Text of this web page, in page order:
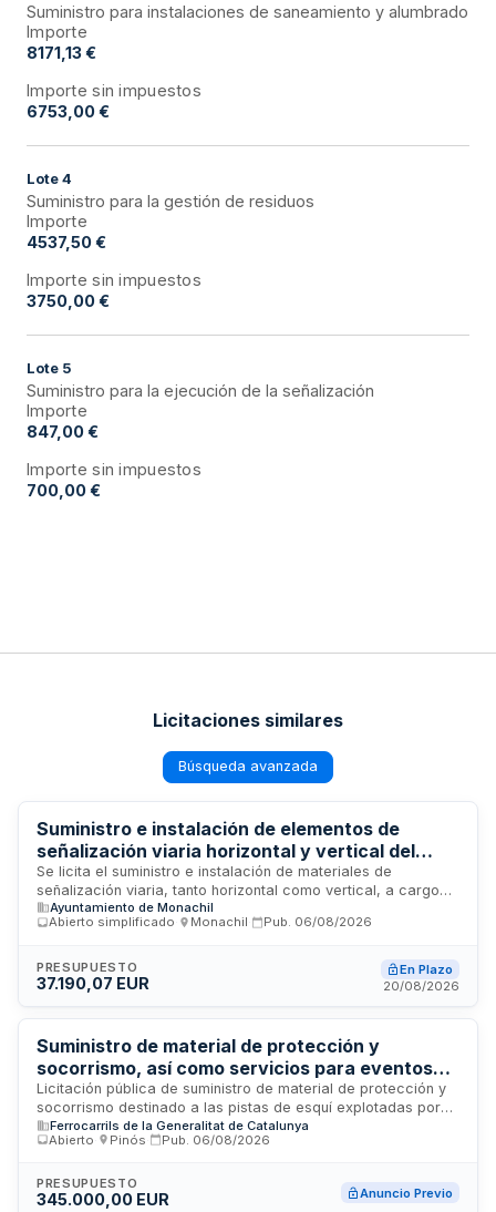
Suministro para instalaciones de saneamiento y alumbrado
Importe
8171,13 €
Importe sin impuestos
6753,00 €
Lote 4
Suministro para la gestión de residuos
Importe
4537,50 €
Importe sin impuestos
3750,00 €
Lote 5
Suministro para la ejecución de la señalización
Importe
847,00 €
Importe sin impuestos
700,00 €
Licitaciones similares
Búsqueda avanzada
Suministro e instalación de elementos de
señalización viaria horizontal y vertical del
Ayuntamiento de Monachil
Se licita el suministro e instalación de materiales de
señalización viaria, tanto horizontal como vertical, a cargo
del Ayuntamiento de Monachil. El contrato tiene carácter
administrativo mixto, combinando prestaciones de suministro
posibilidad de prórroga hasta completar tres años. El
adjudicatario debe garantizar la entrega, transporte e
especificaciones técnicas establecidas, con recepción
verificada mediante acta de conformidad.
Ayuntamiento de Monachil
Abierto simplificado
Monachil Pub. 06/08/2026
PRESUPUESTO
37.190,07 EUR
En Plazo
20/08/2026
Suministro de material de protección y
socorrismo, así como servicios para eventos
deportivos en estaciones de esquí de FGC
Turismo
Licitación pública de suministro de material de protección y
socorrismo destinado a las pistas de esquí explotadas por
Ferrocarrils de la Generalitat de Catalunya. El contrato
incluye el suministro de equipos de seguridad, protección y
servicios de asistencia sanitaria y rescate durante la
celebración de eventos y actividades deportivas en las
Ferrocarrils de la Generalitat de Catalunya
Abierto
Pinós Pub. 06/08/2026
PRESUPUESTO
345.000,00 EUR Anuncio Previo